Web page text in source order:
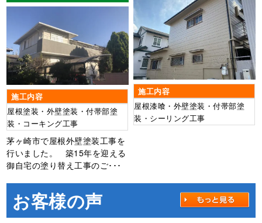
施工内容
屋根塗装・外壁塗装・付帯部塗
装・コーキング工事
茅ヶ崎市で屋根外壁塗装工事を
行いました。 築15年を迎える
御自宅の塗り替え工事のご･･･
施工内容
屋根漆喰・外壁塗装・付帯部塗
装・シーリング工事
お客様の声